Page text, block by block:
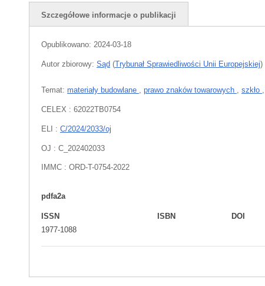
Szczegółowe informacje o publikacji
Opublikowano: 2024-03-18
Autor zbiorowy: Sąd (Trybunał Sprawiedliwości Unii Europejskiej)
Temat: materiały budowlane , prawo znaków towarowych , szkło ,
CELEX : 62022TB0754
ELI : C/2024/2033/oj
OJ : C_202402033
IMMC : ORD-T-0754-2022
pdfa2a
ISSN
1977-1088
ISBN DOI